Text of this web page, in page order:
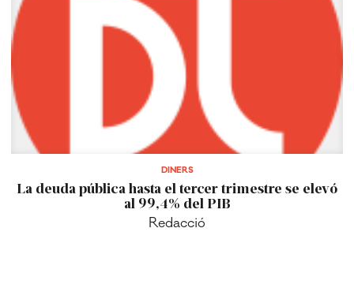
DINERS
La deuda pública hasta el tercer trimestre se elevó
al 99,4% del PIB
Redacció